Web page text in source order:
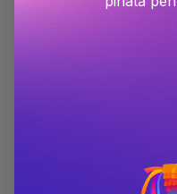
tehnici poți folosi pentru
obligațiuni al planului tău,
care cumpără în punctele